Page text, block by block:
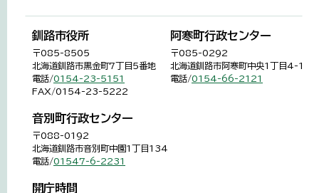
釧路市役所
〒085-8505
北海道釧路市黒金町7丁目5番地
電話/0154-23-5151
FAX/0154-23-5222
阿寒町行政センター
〒085-0292
北海道釧路市阿寒町中央1丁目4-1
電話/0154-66-2121
音別町行政センター
〒088-0192
北海道釧路市音別町中園1丁目134
電話/01547-6-2231
開庁時間